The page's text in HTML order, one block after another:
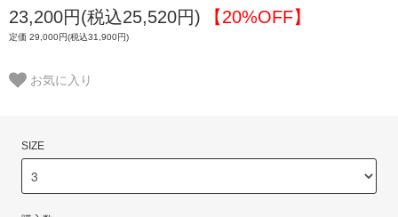
23,200円(税込25,520円) 【20%OFF】
定価 29,000円(税込31,900円)
お気に入り
SIZE